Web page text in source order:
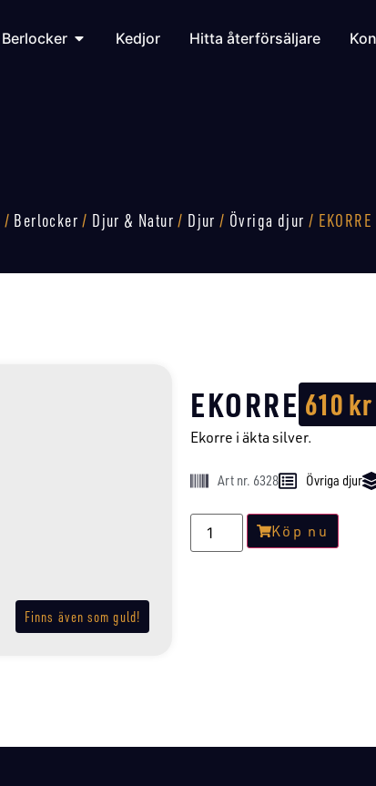
Berlocker Kedjor Hitta återförsäljare
/ Berlocker / Djur & Natur / Djur / Övriga djur / EKORRE
Finns även som guld!
EKORRE 610kr
Ekorre i äkta silver.
Art nr. 6328 Övriga djur
Köp nu